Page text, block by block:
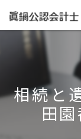
相続と
田